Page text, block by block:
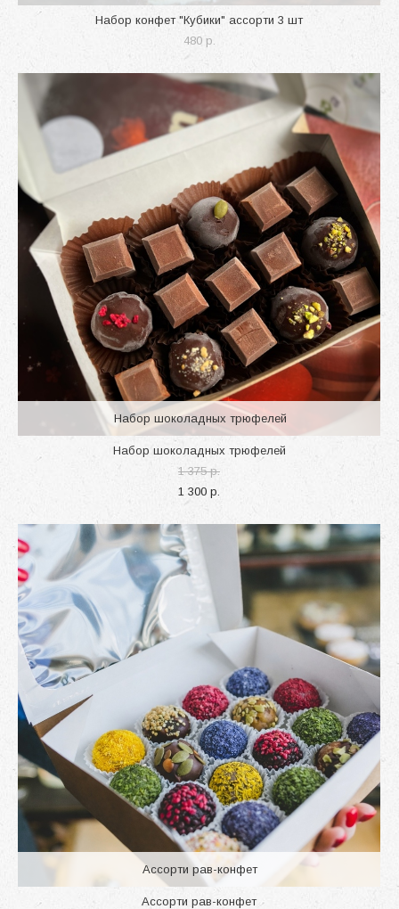
Набор конфет "Кубики" ассорти 3 шт
480 p.
Набор шоколадных трюфелей
Набор шоколадных трюфелей
1 375 p.
1 300 p.
Ассорти рав-конфет
Ассорти рав-конфет